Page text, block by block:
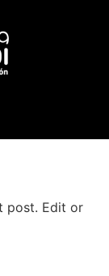
post. Edit or